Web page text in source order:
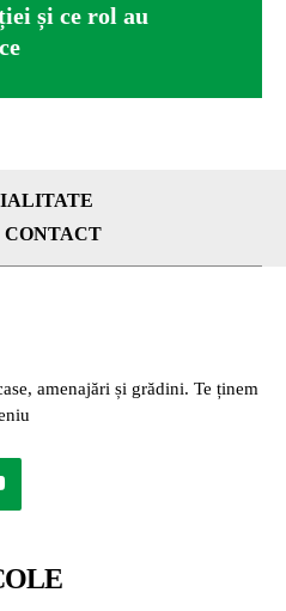
și ce rol au
CONTACT
amenajări și grădini. Te ținem